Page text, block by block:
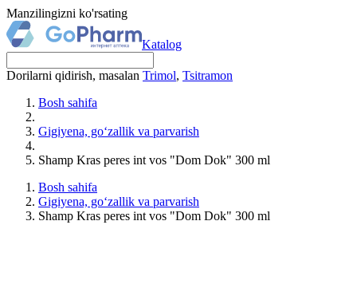
Manzilingizni ko'rsating
Katalog
Dorilarni qidirish, masalan Trimol, Tsitramon
Bosh sahifa
Gigiyena, go‘zallik va parvarish
Shamp Kras peres int vos "Dom Dok" 300 ml
Bosh sahifa
Gigiyena, go‘zallik va parvarish
Shamp Kras peres int vos "Dom Dok" 300 ml